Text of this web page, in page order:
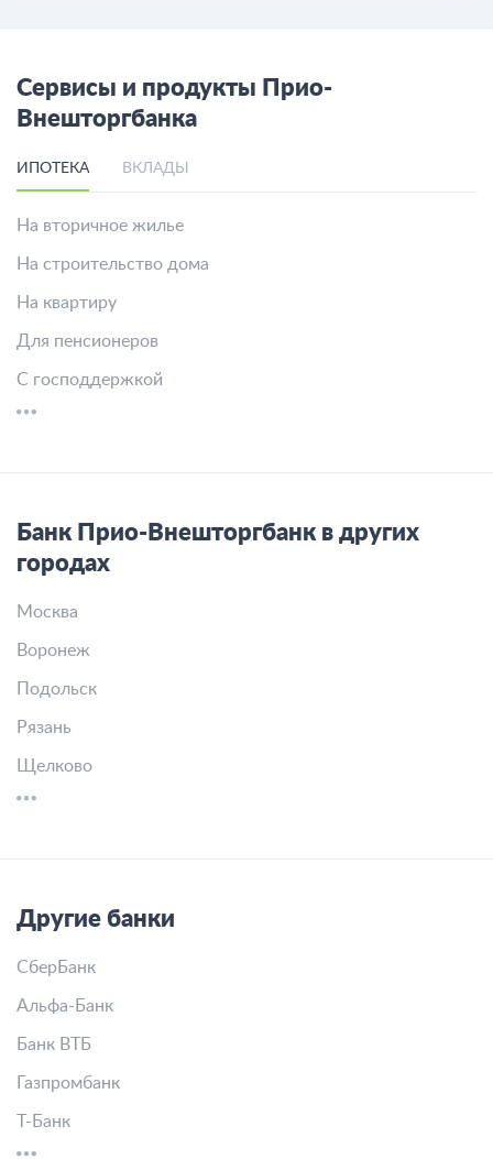
Сервисы и продукты Прио-
Внешторгбанка
ИПОТЕКА ВКЛАДЫ
На вторичное жилье
На строительство дома
На квартиру
Для пенсионеров
С господдержкой
Банк Прио-Внешторгбанк в других
городах
Москва
Воронеж
Подольск
Рязань
Щелково
Другие банки
СберБанк
Альфа-Банк
Банк ВТБ
Газпромбанк
Т-Банк